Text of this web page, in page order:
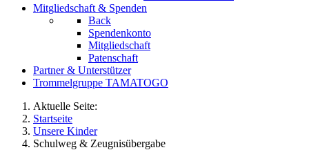
Mitgliedschaft & Spenden
Back
Spendenkonto
Mitgliedschaft
Patenschaft
Partner & Unterstützer
Trommelgruppe TAMATOGO
Aktuelle Seite:
Startseite
Unsere Kinder
Schulweg & Zeugnisübergabe